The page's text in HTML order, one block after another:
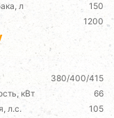
л
150
1200
380/400/415
кВт
66
л.с.
105